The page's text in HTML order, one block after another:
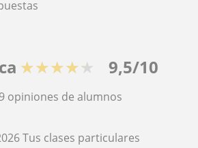
★★★★★ 9,5/10
opiniones de alumnos
Tus clases particulares